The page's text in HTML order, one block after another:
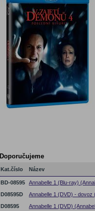
Doporučujeme
Kat.číslo Název
BD-08595
Annabelle 1 (Blu-ray)
D08595D
Annabelle 1 (DVD) - dovoz
D08595
Annabelle 1 (DVD)